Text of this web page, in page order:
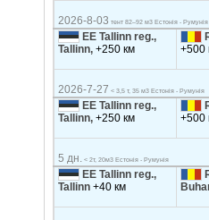
2026-8-03 тент 82–92 м3 Естонія - Румунія
EE Tallinn reg.,
Tallinn,+250 км
+500
2026-7-27 < 3,5 т, 35 м3 Естонія - Румунія
EE Tallinn reg.,
Tallinn,+250 км
+500
5 дн. < 2т, 20м3 Естонія - Румунія
EE Tallinn reg.,
Tallinn+40 км